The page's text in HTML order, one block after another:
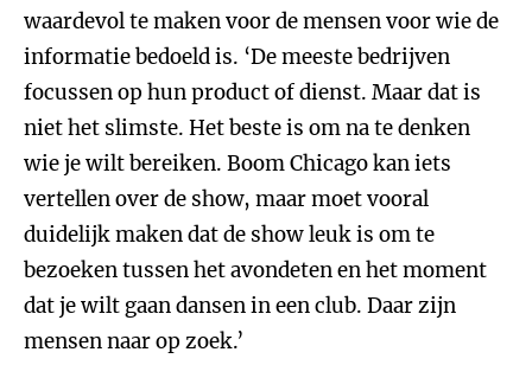
waardevol te maken voor de mensen voor wie de
informatie bedoeld is. ‘De meeste bedrijven
focussen op hun product of dienst. Maar dat is
niet het slimste. Het beste is om na te denken
wie je wilt bereiken. Boom Chicago kan iets
vertellen over de show, maar moet vooral
duidelijk maken dat de show leuk is om te
bezoeken tussen het avondeten en het moment
dat je wilt gaan dansen in een club. Daar zijn
mensen naar op zoek.’